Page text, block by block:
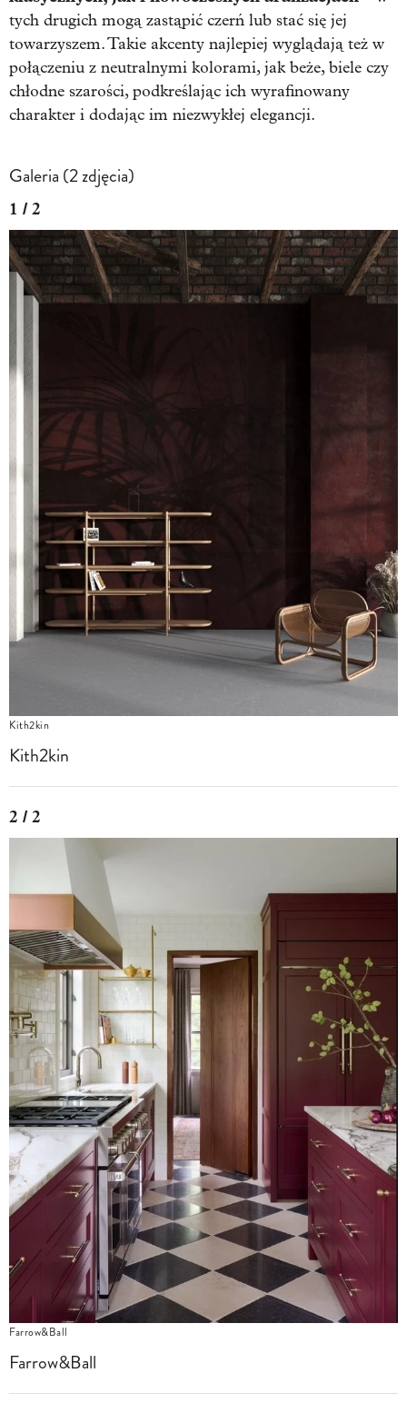
tych drugich mogą zastąpić czerń lub stać się jej
towarzyszem. Takie akcenty najlepiej wyglądają też w
połączeniu z neutralnymi kolorami, jak beże, biele czy
chłodne szarości, podkreślając ich wyrafinowany
charakter i dodając im niezwykłej elegancji.
Galeria (2 zdjęcia)
1 / 2
Kith2kin
Kith2kin
2 / 2
Farrow&Ball
Farrow&Ball